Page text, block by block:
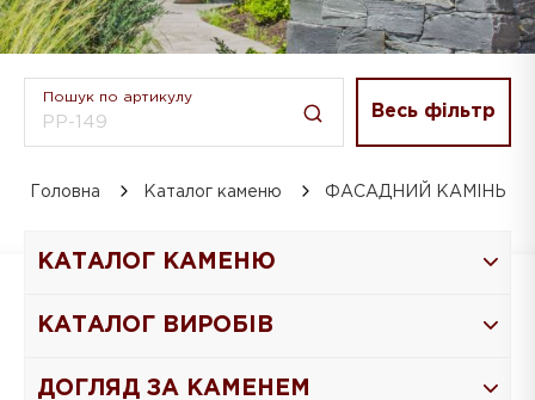
Пошук по артикулу
Весь фільтр
Головна Каталог каменю ФАСАДНИЙ КАМІНЬ
КАТАЛОГ КАМЕНЮ
КАТАЛОГ ВИРОБІВ
ДОГЛЯД ЗА КАМЕНЕМ